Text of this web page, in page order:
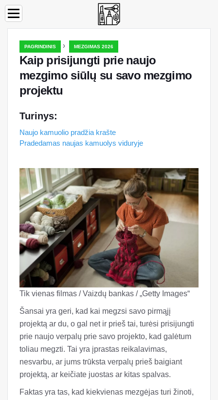
PAGRINDINIS › MEZGIMAS 2026
Kaip prisijungti prie naujo
mezgimo siūlų su savo mezgimo
projektu
Turinys:
Naujo kamuolio pradžia krašte
Pradedamas naujas kamuolys viduryje
Tik vienas filmas / Vaizdų bankas / „Getty Images“
Šansai yra geri, kad kai megzsi savo pirmąjį
projektą ar du, o gal net ir prieš tai, turėsi prisijungti
prie naujo verpalų prie savo projekto, kad galėtum
toliau megzti. Tai yra įprastas reikalavimas,
nesvarbu, ar jums trūksta verpalų prieš baigiant
projektą, ar keičiate juostas ar kitas spalvas.
Faktas yra tas, kad kiekvienas mezgėjas turi žinoti,